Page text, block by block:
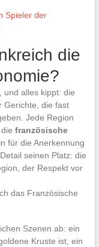
Spieler der
die
und alles kippt: die
Gerichte, die fast
Jede Region
französische
für die Anerkennung
seinen Platz: die
der Respekt vor
das Französische
Szenen ab: ein
Kruste ist, ein